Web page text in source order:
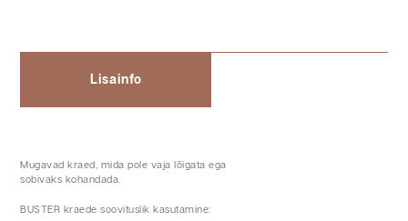
Lisainfo
Mugavad kraed, mida pole vaja lõigata ega
sobivaks kohandada.
BUSTER kraede soovituslik kasutamine: